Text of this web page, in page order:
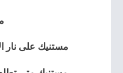
مستنيك على نار